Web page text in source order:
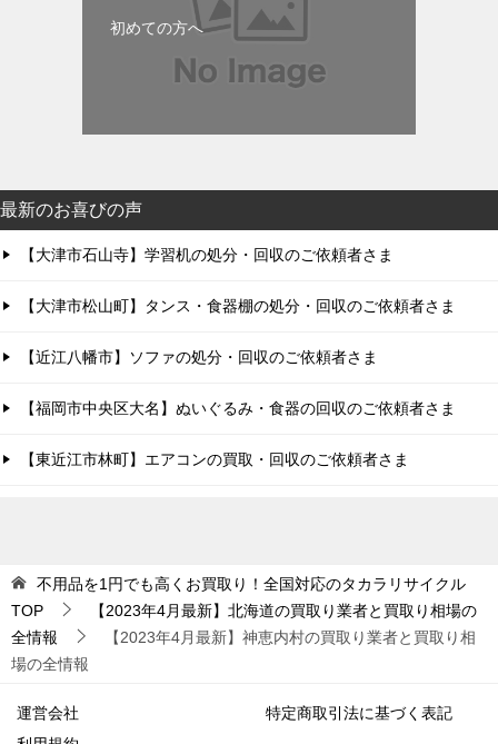
初めての方へ
最新のお喜びの声
【大津市石山寺】学習机の処分・回収のご依頼者さま
【大津市松山町】タンス・食器棚の処分・回収のご依頼者さま
【近江八幡市】ソファの処分・回収のご依頼者さま
【福岡市中央区大名】ぬいぐるみ・食器の回収のご依頼者さま
【東近江市林町】エアコンの買取・回収のご依頼者さま
不用品を1円でも高くお買取り！全国対応のタカラリサイクル
TOP
【2023年4月最新】北海道の買取り業者と買取り相場の
全情報
【2023年4月最新】神恵内村の買取り業者と買取り相
場の全情報
運営会社
特定商取引法に基づく表記